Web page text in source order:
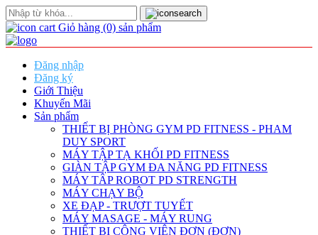
Giỏ hàng (0) sản phẩm
Đăng nhập
Đăng ký
Giới Thiệu
Khuyến Mãi
Sản phẩm
THIẾT BỊ PHÒNG GYM PD FITNESS - PHAM
DUY SPORT
MÁY TẬP TẠ KHỐI PD FITNESS
GIÀN TẬP GYM ĐA NĂNG PD FITNESS
MÁY TÂP ROBOT PD STRENGTH
MÁY CHẠY BỘ
XE ĐẠP - TRƯỢT TUYẾT
MÁY MASAGE - MÁY RUNG
THIẾT BỊ CÔNG VIÊN ĐƠN (ĐƠN)